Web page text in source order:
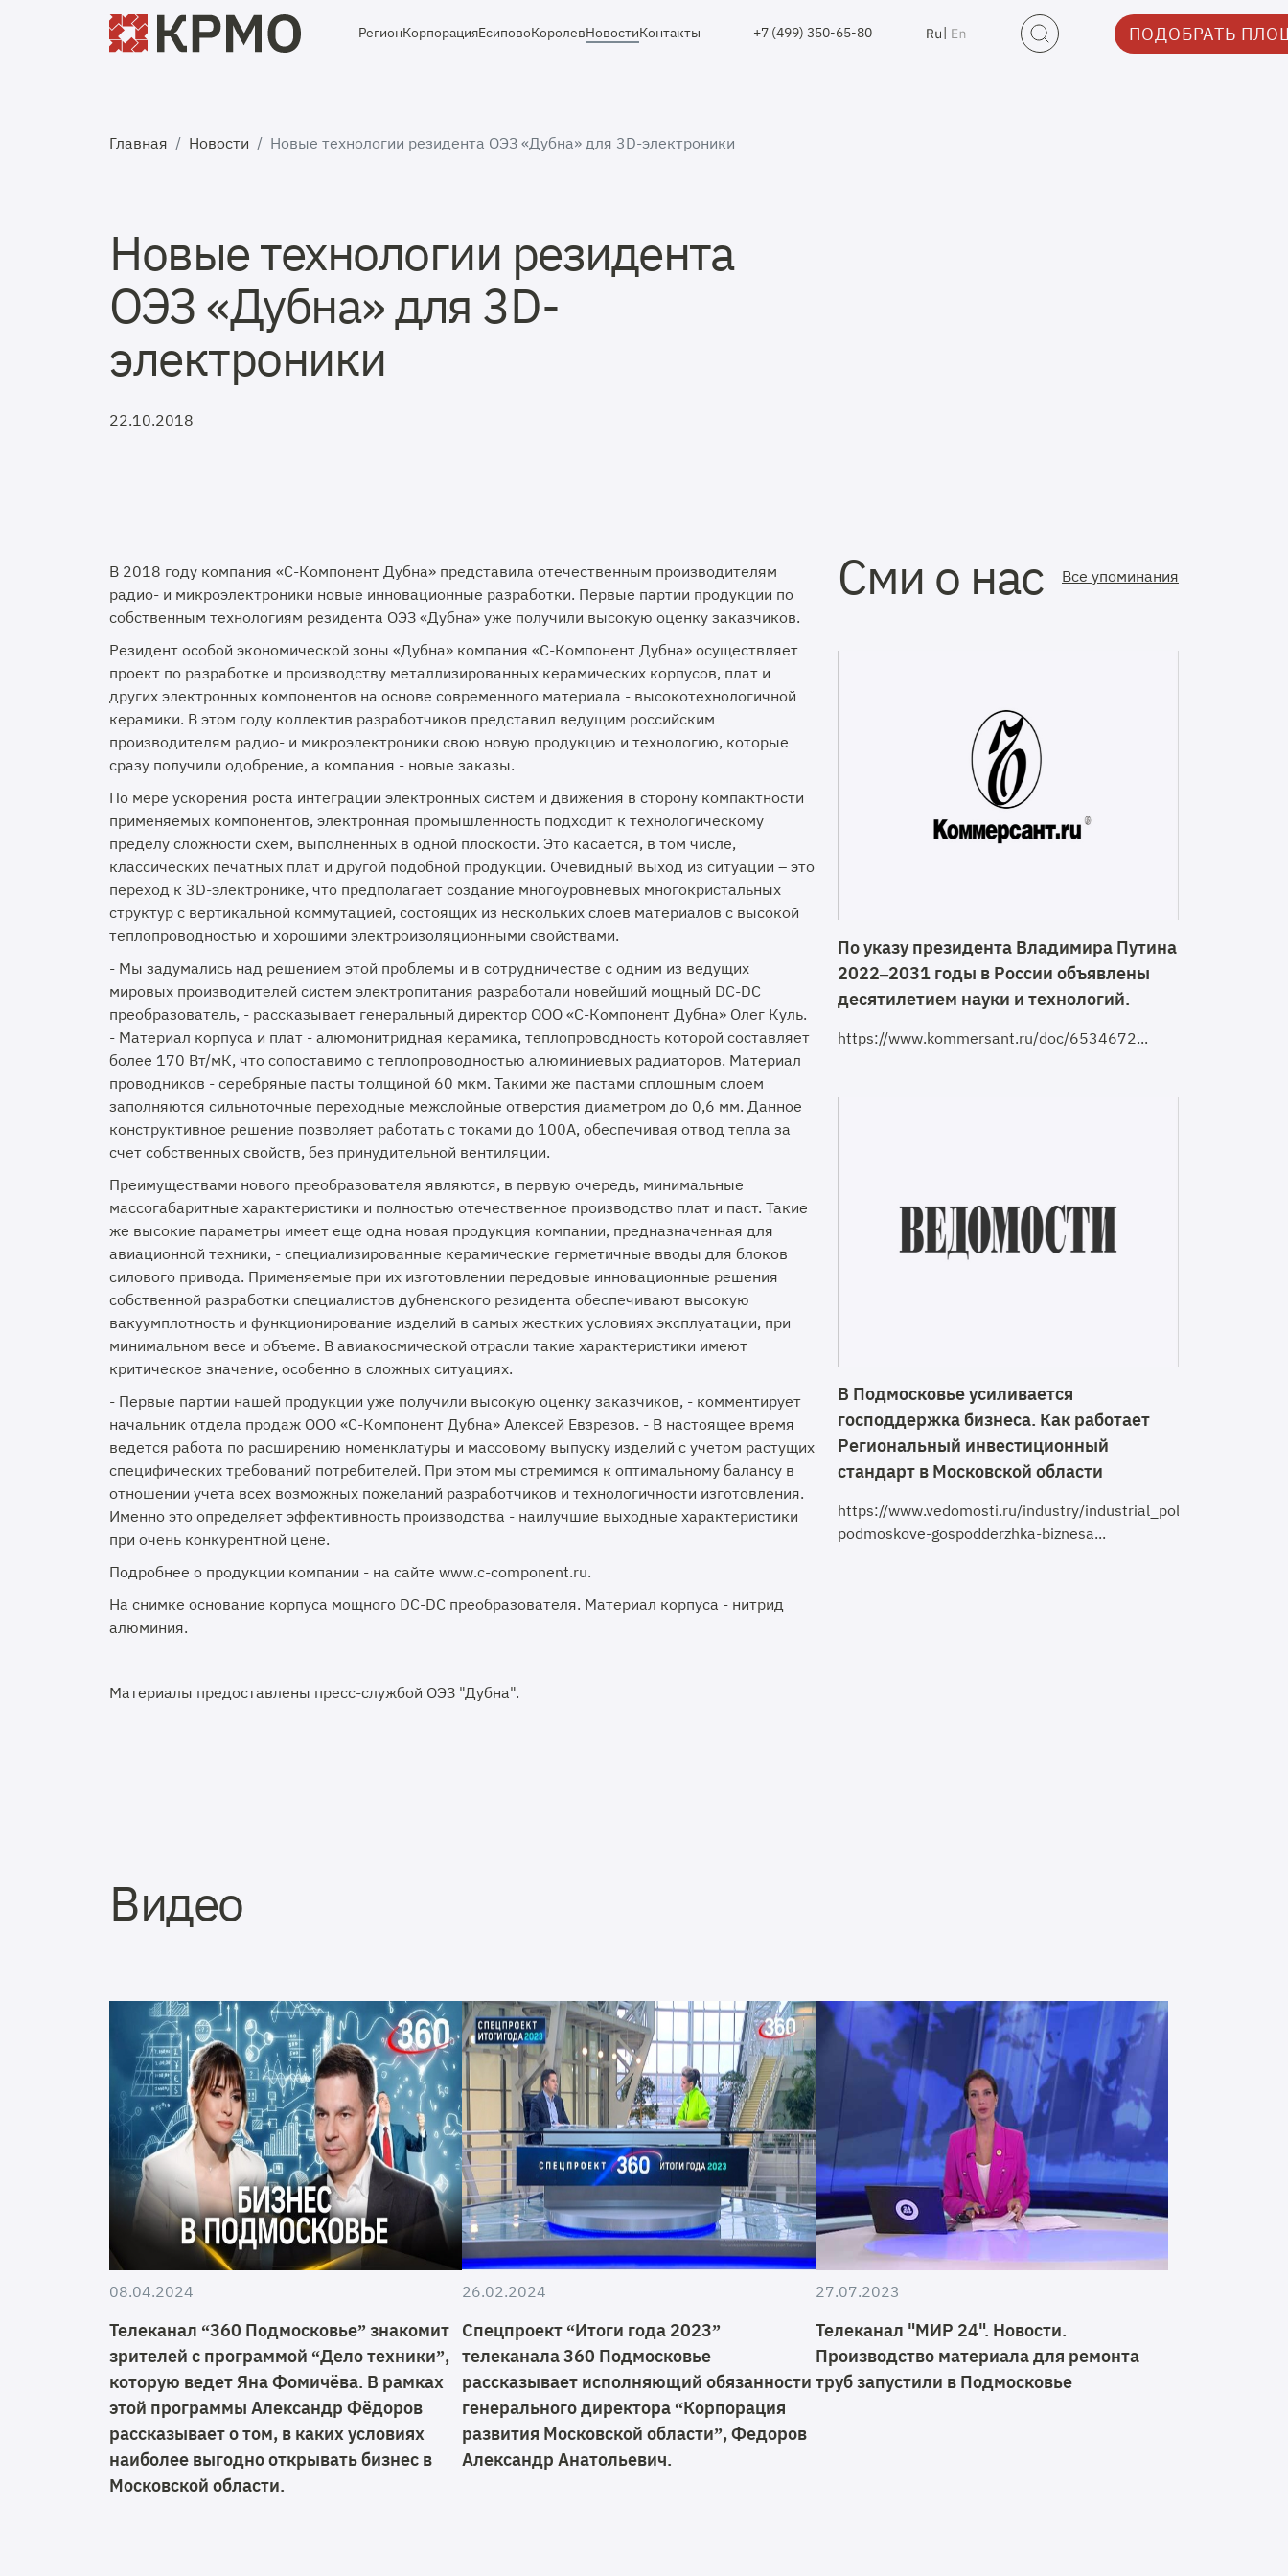
РегионКорпорацияЕсиповоКоролевНовостиКонтакты +7 (499) 350-65-80 | ПОДОБРАТЬ
Главная Новости Новые технологии резидента ОЭЗ «Дубна» для 3D-электроники
Новые технологии резидента
ОЭЗ «Дубна» для 3D-
электроники
22.10.2018
В 2018 году компания «С-Компонент Дубна» представила отечественным производителям
радио- и микроэлектроники новые инновационные разработки. Первые партии продукции по
собственным технологиям резидента ОЭЗ «Дубна» уже получили высокую оценку заказчиков.
Резидент особой экономической зоны «Дубна» компания «С-Компонент Дубна» осуществляет
проект по разработке и производству металлизированных керамических корпусов, плат и
других электронных компонентов на основе современного материала - высокотехнологичной
керамики. В этом году коллектив разработчиков представил ведущим российским
производителям радио- и микроэлектроники свою новую продукцию и технологию, которые
сразу получили одобрение, а компания - новые заказы.
По мере ускорения роста интеграции электронных систем и движения в сторону компактности
применяемых компонентов, электронная промышленность подходит к технологическому
пределу сложности схем, выполненных в одной плоскости. Это касается, в том числе,
классических печатных плат и другой подобной продукции. Очевидный выход из ситуации – это
переход к 3D-электронике, что предполагает создание многоуровневых многокристальных
структур с вертикальной коммутацией, состоящих из нескольких слоев материалов с высокой
теплопроводностью и хорошими электроизоляционными свойствами.
- Мы задумались над решением этой проблемы и в сотрудничестве с одним из ведущих
мировых производителей систем электропитания разработали новейший мощный DC-DC
преобразователь, - рассказывает генеральный директор ООО «С-Компонент Дубна» Олег Куль.
- Материал корпуса и плат - алюмонитридная керамика, теплопроводность которой составляет
более 170 Вт/мК, что сопоставимо с теплопроводностью алюминиевых радиаторов. Материал
проводников - серебряные пасты толщиной 60 мкм. Такими же пастами сплошным слоем
заполняются сильноточные переходные межслойные отверстия диаметром до 0,6 мм. Данное
конструктивное решение позволяет работать с токами до 100А, обеспечивая отвод тепла за
счет собственных свойств, без принудительной вентиляции.
Преимуществами нового преобразователя являются, в первую очередь, минимальные
массогабаритные характеристики и полностью отечественное производство плат и паст. Такие
же высокие параметры имеет еще одна новая продукция компании, предназначенная для
авиационной техники, - специализированные керамические герметичные вводы для блоков
силового привода. Применяемые при их изготовлении передовые инновационные решения
собственной разработки специалистов дубненского резидента обеспечивают высокую
вакуумплотность и функционирование изделий в самых жестких условиях эксплуатации, при
минимальном весе и объеме. В авиакосмической отрасли такие характеристики имеют
критическое значение, особенно в сложных ситуациях.
- Первые партии нашей продукции уже получили высокую оценку заказчиков, - комментирует
начальник отдела продаж ООО «С-Компонент Дубна» Алексей Евзрезов. - В настоящее время
ведется работа по расширению номенклатуры и массовому выпуску изделий с учетом растущих
специфических требований потребителей. При этом мы стремимся к оптимальному балансу в
отношении учета всех возможных пожеланий разработчиков и технологичности изготовления.
Именно это определяет эффективность производства - наилучшие выходные характеристики
при очень конкурентной цене.
Подробнее о продукции компании - на сайте www.c-component.ru.
На снимке основание корпуса мощного DC-DC преобразователя. Материал корпуса - нитрид
алюминия.
Материалы предоставлены пресс-службой ОЭЗ "Дубна".
Все упоминания
Сми о нас
По указу президента Владимира Путина
2022–2031 годы в России объявлены
десятилетием науки и технологий.
https://www.kommersant.ru/doc/6534672...
В Подмосковье усиливается
господдержка бизнеса. Как работает
Региональный инвестиционный
стандарт в Московской области
https://www.vedomosti.ru/industry/industrial_policy/articles/
podmoskove-gospodderzhka-biznesa...
Видео
08.04.2024
Телеканал “360 Подмосковье” знакомит
зрителей с программой “Дело техники”,
которую ведет Яна Фомичёва. В рамках
этой программы Александр Фёдоров
рассказывает о том, в каких условиях
наиболее выгодно открывать бизнес в
Московской области.
26.02.2024
Спецпроект “Итоги года 2023”
телеканала 360 Подмосковье
рассказывает исполняющий обязанности
генерального директора “Корпорация
развития Московской области”, Федоров
Александр Анатольевич.
27.07.2023
Телеканал "МИР 24". Новости.
Производство материала для ремонта
труб запустили в Подмосковье